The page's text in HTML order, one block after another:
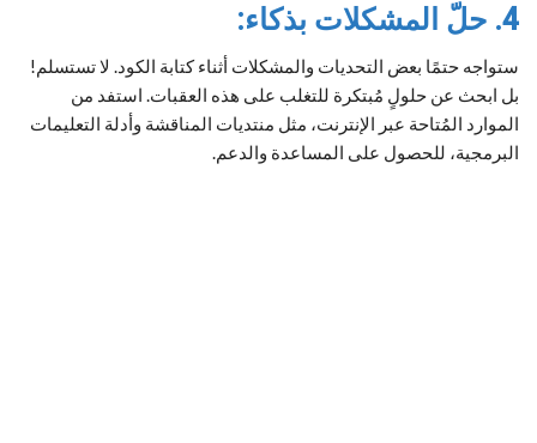
4. حلّ المشكلات بذكاء:
ستواجه حتمًا بعض التحديات والمشكلات أثناء كتابة الكود. لا تستسلم!
بل ابحث عن حلولٍ مُبتكرة للتغلب على هذه العقبات. استفد من
الموارد المُتاحة عبر الإنترنت، مثل منتديات المناقشة وأدلة التعليمات
البرمجية، للحصول على المساعدة والدعم.